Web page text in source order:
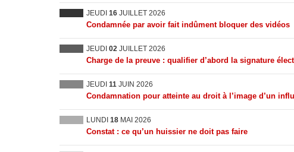
JEUDI 16 JUILLET 2026
Condamnée par avoir fait indûment bloquer des vidéos
JEUDI 02 JUILLET 2026
Charge de la preuve : qualifier d’abord la signature
JEUDI 11 JUIN 2026
Condamnation pour atteinte au droit à l’image d’un
LUNDI 18 MAI 2026
Constat : ce qu’un huissier ne doit pas faire